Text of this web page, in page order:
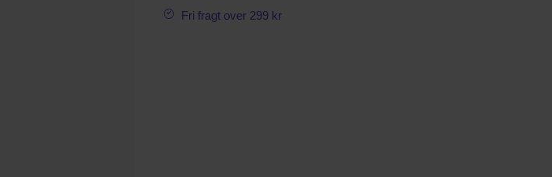
Fri fragt over 299 kr